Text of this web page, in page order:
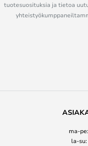
tuotesuosituksia ja tietoa
ma-
la-su: